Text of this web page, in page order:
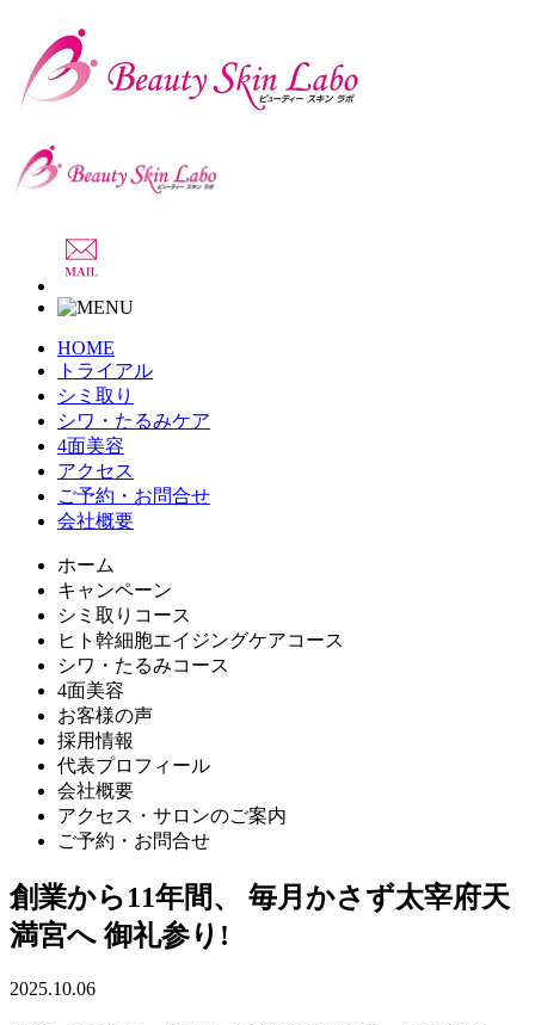
HOME
トライアル
シミ取り
シワ・たるみケア
4面美容
アクセス
ご予約・お問合せ
会社概要
ホーム
キャンペーン
シミ取りコース
ヒト幹細胞エイジングケアコース
シワ・たるみコース
4面美容
お客様の声
採用情報
代表プロフィール
会社概要
アクセス・サロンのご案内
ご予約・お問合せ
創業から11年間、 毎月かさず太宰府天
満宮へ 御礼参り!
2025.10.06